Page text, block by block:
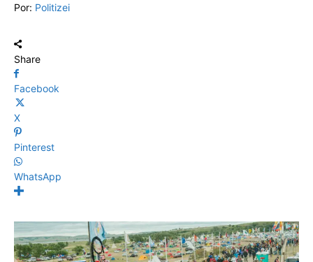
Por: Politizei
Share
Facebook
X
Pinterest
WhatsApp